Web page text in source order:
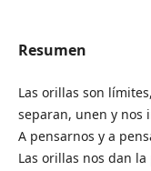
Resumen
Las orillas son
separan, unen y nos
A pensarnos y a
Las orillas nos dan